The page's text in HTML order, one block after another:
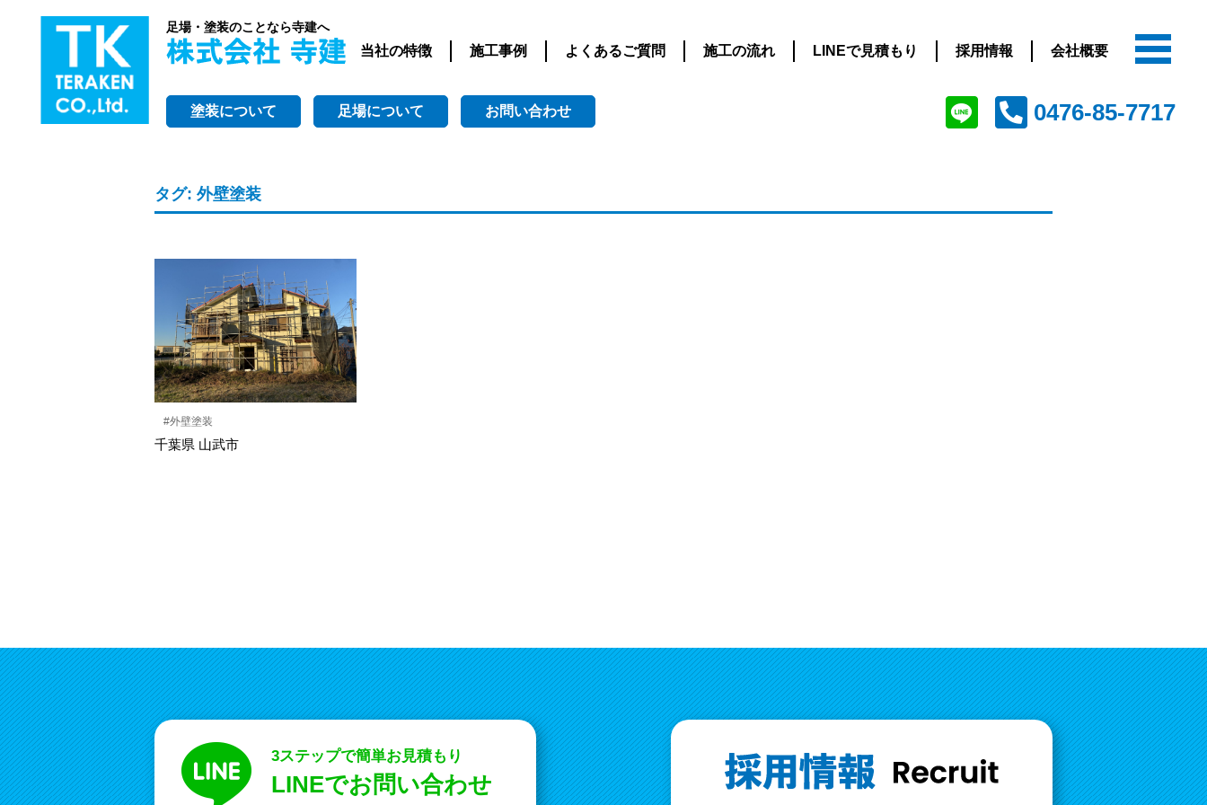
足場・塗装のことなら寺建へ
当社の特徴 施工事例 よくあるご質問 施工の流れ LINEで見積もり 採用情報 会社概要
塗装について 足場について お問い合わせ 0476-85-7717
タグ: 外壁塗装
#外壁塗装
千葉県 山武市
3ステップで簡単お見積もり
LINEでお問い合わせ